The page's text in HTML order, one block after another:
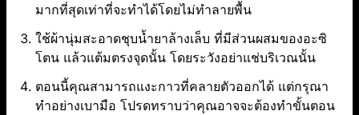
มากที่สุดเท่าที่จะทำได้โดยไม่ทำลายพื้น
ใช้ผ้านุ่มสะอาดชุบน้ำยาล้างเล็บ ที่มีส่วนผสมของอะซิ
โตน แล้วแต้มตรงจุดนั้น โดยระวังอย่าแช่บริเวณนั้น
ตอนนี้คุณสามารถแงะกาวที่คลายตัวออกได้ แต่กรุณา
ทำอย่างเบามือ โปรดทราบว่าคุณอาจจะต้องทำขั้นตอน